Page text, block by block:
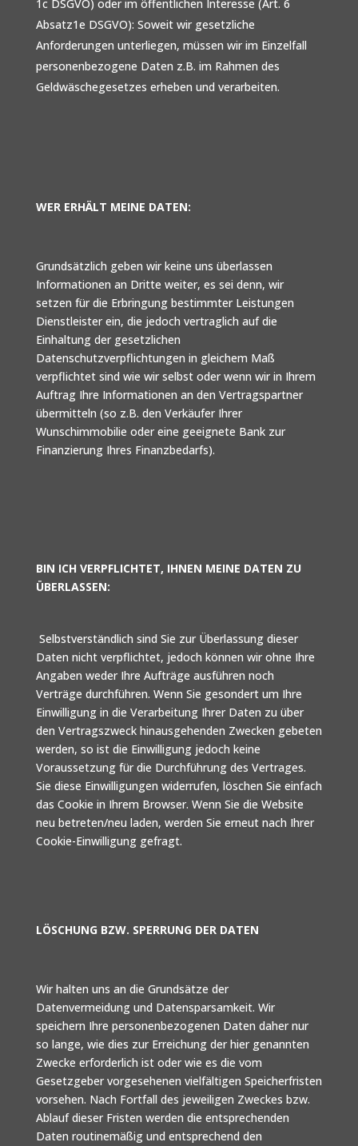
1c DSGVO) oder im öffentlichen Interesse (Art. 6
Absatz1e DSGVO): Soweit wir gesetzliche
Anforderungen unterliegen, müssen wir im Einzelfall
personenbezogene Daten z.B. im Rahmen des
Geldwäschegesetzes erheben und verarbeiten.
WER ERHÄLT MEINE DATEN:
Grundsätzlich geben wir keine uns überlassen
Informationen an Dritte weiter, es sei denn, wir
setzen für die Erbringung bestimmter Leistungen
Dienstleister ein, die jedoch vertraglich auf die
Einhaltung der gesetzlichen
Datenschutzverpflichtungen in gleichem Maß
verpflichtet sind wie wir selbst oder wenn wir in Ihrem
Auftrag Ihre Informationen an den Vertragspartner
übermitteln (so z.B. den Verkäufer Ihrer
Wunschimmobilie oder eine geeignete Bank zur
Finanzierung Ihres Finanzbedarfs).
BIN ICH VERPFLICHTET, IHNEN MEINE DATEN ZU
ÜBERLASSEN:
Selbstverständlich sind Sie zur Überlassung dieser
Daten nicht verpflichtet, jedoch können wir ohne Ihre
Angaben weder Ihre Aufträge ausführen noch
Verträge durchführen. Wenn Sie gesondert um Ihre
Einwilligung in die Verarbeitung Ihrer Daten zu über
den Vertragszweck hinausgehenden Zwecken gebeten
werden, so ist die Einwilligung jedoch keine
Voraussetzung für die Durchführung des Vertrages.
Sie diese Einwilligungen widerrufen, löschen Sie einfach
das Cookie in Ihrem Browser. Wenn Sie die Website
neu betreten/neu laden, werden Sie erneut nach Ihrer
Cookie-Einwilligung gefragt.
LÖSCHUNG BZW. SPERRUNG DER DATEN
Wir halten uns an die Grundsätze der
Datenvermeidung und Datensparsamkeit. Wir
speichern Ihre personenbezogenen Daten daher nur
so lange, wie dies zur Erreichung der hier genannten
Zwecke erforderlich ist oder wie es die vom
Gesetzgeber vorgesehenen vielfältigen Speicherfristen
vorsehen. Nach Fortfall des jeweiligen Zweckes bzw.
Ablauf dieser Fristen werden die entsprechenden
Daten routinemäßig und entsprechend den